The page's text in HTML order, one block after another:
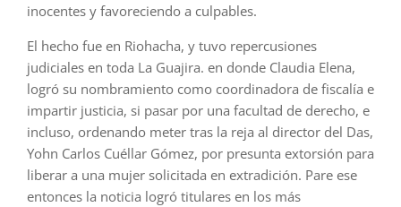
inocentes y favoreciendo a culpables.
El hecho fue en Riohacha, y tuvo repercusiones
judiciales en toda La Guajira. en donde Claudia Elena,
logró su nombramiento como coordinadora de fiscalía e
impartir justicia, si pasar por una facultad de derecho, e
incluso, ordenando meter tras la reja al director del Das,
Yohn Carlos Cuéllar Gómez, por presunta extorsión para
liberar a una mujer solicitada en extradición. Pare ese
entonces la noticia logró titulares en los más